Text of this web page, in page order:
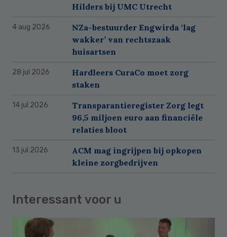
Hilders bij UMC Utrecht
4 aug 2026
NZa-bestuurder Engwirda ‘lag
wakker’ van rechtszaak
huisartsen
28 jul 2026
Hardleers CuraCo moet zorg
staken
14 jul 2026
Transparantieregister Zorg legt
96,5 miljoen euro aan financiële
relaties bloot
13 jul 2026
ACM mag ingrijpen bij opkopen
kleine zorgbedrijven
Interessant voor u